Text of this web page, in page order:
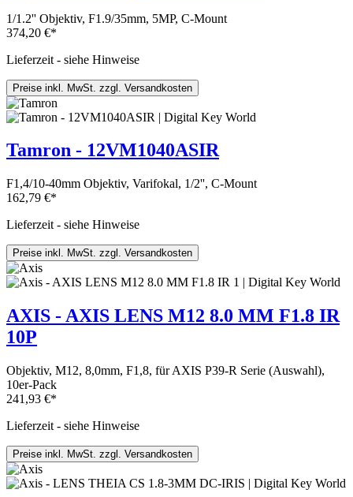
1/1.2'' Objektiv, F1.9/35mm, 5MP, C-Mount
374,20 €*
Lieferzeit - siehe Hinweise
Preise inkl. MwSt. zzgl. Versandkosten
Tamron - 12VM1040ASIR
F1,4/10-40mm Objektiv, Varifokal, 1/2'', C-Mount
162,79 €*
Lieferzeit - siehe Hinweise
Preise inkl. MwSt. zzgl. Versandkosten
AXIS - AXIS LENS M12 8.0 MM F1.8 IR
10P
Objektiv, M12, 8,0mm, F1,8, für AXIS P39-R Serie (Auswahl),
10er-Pack
241,93 €*
Lieferzeit - siehe Hinweise
Preise inkl. MwSt. zzgl. Versandkosten